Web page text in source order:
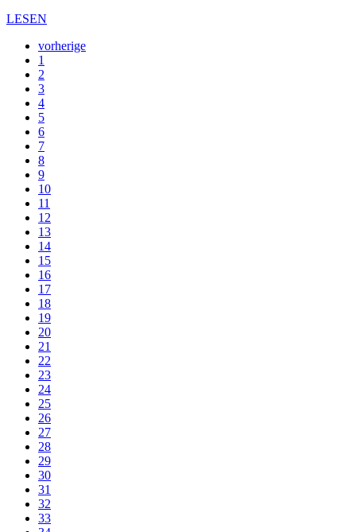
LESEN
vorherige
1
2
3
4
5
6
7
8
9
10
11
12
13
14
15
16
17
18
19
20
21
22
23
24
25
26
27
28
29
30
31
32
33